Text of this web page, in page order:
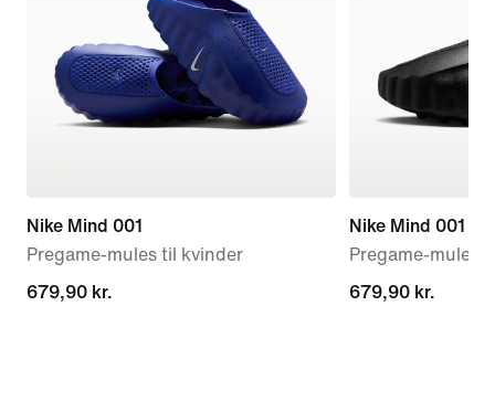
Nike Mind 001
Pregame-mules til kvinder
679,90 kr.
679,90 kr.
Nike Mind 001
Pregame-mules
679,90 kr.
679,90 kr.